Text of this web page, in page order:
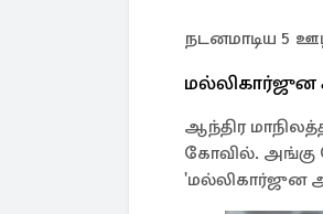
நடனமாடிய 5
மல்லிகார்ஜுன
ஆந்திர
கோவில்.
'மல்லிகார்ஜுன